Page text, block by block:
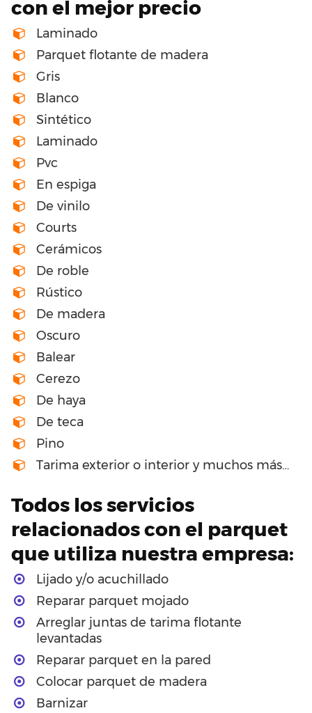
con el mejor precio
Laminado
Parquet flotante de madera
Gris
Blanco
Sintético
Laminado
Pvc
En espiga
De vinilo
Courts
Cerámicos
De roble
Rústico
De madera
Oscuro
Balear
Cerezo
De haya
De teca
Pino
Tarima exterior o interior y muchos más…
Todos los servicios
relacionados con el parquet
que utiliza nuestra empresa:
Lijado y/o acuchillado
Reparar parquet mojado
Arreglar juntas de tarima flotante
levantadas
Reparar parquet en la pared
Colocar parquet de madera
Barnizar